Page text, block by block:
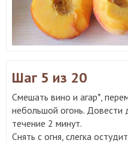
Шаг 5 из 20
Смешать вино и агар*,
небольшой огонь. Довести
течение 2 минут.
Снять с огня, слегка